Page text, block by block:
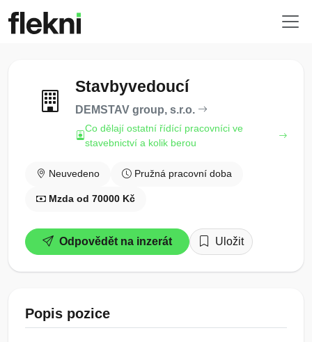
Stavbyvedoucí
DEMSTAV group, s.r.o.
Co dělají ostatní řídící pracovníci ve
stavebnictví a kolik berou
Neuvedeno Pružná pracovní doba
Mzda od 70000 Kč
Odpovědět na inzerát Uložit
Popis pozice